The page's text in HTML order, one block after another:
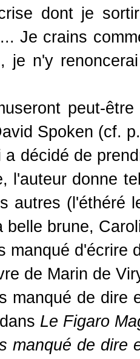
dont je
Je crains
je n'y
peut-
Spoken (cf.
a décidé de
l'auteur donne
autres (l'éthéré
belle brune,
manqué d'écrire
de Marin de
manqué de dire
Le Figaro
manqué de dire